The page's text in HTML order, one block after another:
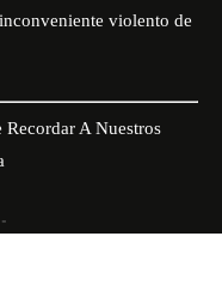
violento de
Recordar A Nuestros